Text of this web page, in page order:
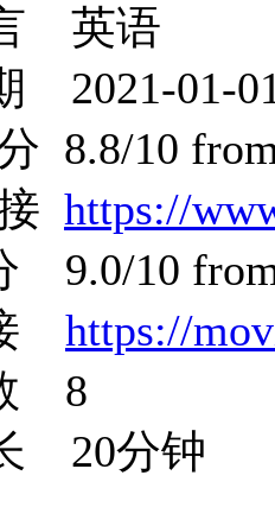
英语
2021-01-
8.8/10 from
https://
9.0/10 from
https://
8
分钟